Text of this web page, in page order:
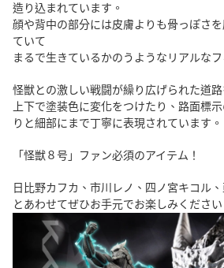
造り込まれています。
顔や背中の部分には皮膚よりも骨っぽさ
ていて
まるで生きているかのうようなリアルなフ
怪獣との激しい戦闘が繰り広げられた道
上下で塗装色に変化をつけたり、路面標
りと細部にまで丁寧に表現されています。
「怪獣８号」ファン必須のアイテム！
日比野カフカ、市川レノ、四ノ宮キコル
とあわせてぜひお手元でお楽しみください